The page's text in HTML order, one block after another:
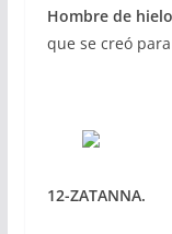
Hombre de hielo
que se creó
12-ZATANNA.